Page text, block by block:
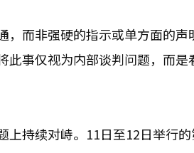
而非强硬的指示或单方面的声
事仅视为内部谈判问题，而是
持续对峙。11日至12日举行